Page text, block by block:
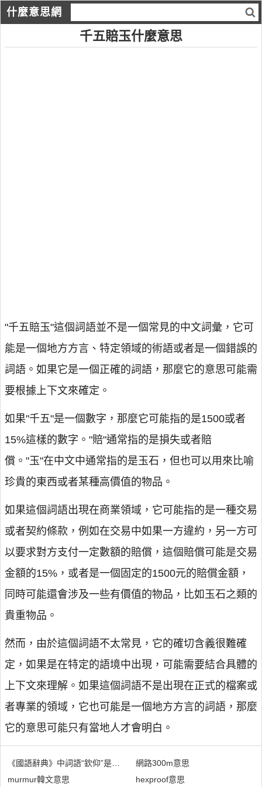
什麼意思網
千五賠玉什麼意思
"千五賠玉"這個詞語並不是一個常見的中文詞彙，它可
能是一個地方方言、特定領域的術語或者是一個錯誤的
詞語。如果它是一個正確的詞語，那麼它的意思可能需
要根據上下文來確定。
如果"千五"是一個數字，那麼它可能指的是1500或者
15%這樣的數字。"賠"通常指的是損失或者賠
償。"玉"在中文中通常指的是玉石，但也可以用來比喻
珍貴的東西或者某種高價值的物品。
如果這個詞語出現在商業領域，它可能指的是一種交易
或者契約條款，例如在交易中如果一方違約，另一方可
以要求對方支付一定數額的賠償，這個賠償可能是交易
金額的15%，或者是一個固定的1500元的賠償金額，
同時可能還會涉及一些有價值的物品，比如玉石之類的
貴重物品。
然而，由於這個詞語不太常見，它的確切含義很難確
定，如果是在特定的語境中出現，可能需要結合具體的
上下文來理解。如果這個詞語不是出現在正式的檔案或
者專業的領域，它也可能是一個地方方言的詞語，那麼
它的意思可能只有當地人才會明白。
《國語辭典》中詞語“欽仰”是什麼意思
murmur韓文意思
網路300m意思
hexproof意思